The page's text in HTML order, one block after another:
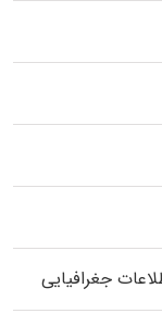
جغرافیایی